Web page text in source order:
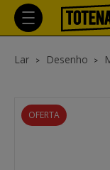
Lar Desenho
OFERTA